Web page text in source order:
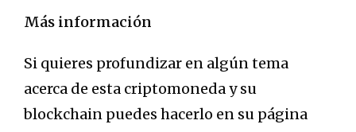
Más información
Si quieres profundizar en algún tema
acerca de esta criptomoneda y su
blockchain puedes hacerlo en su página